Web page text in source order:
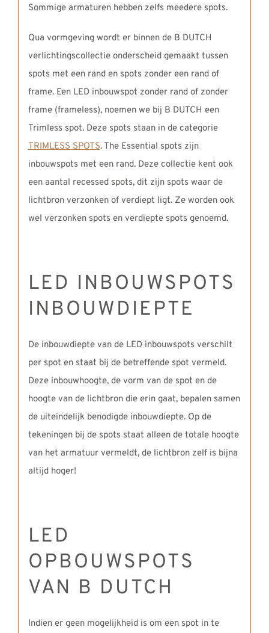
Sommige armaturen hebben zelfs meedere spots.
Qua vormgeving wordt er binnen de B DUTCH
verlichtingscollectie onderscheid gemaakt tussen
spots met een rand en spots zonder een rand of
frame. Een LED inbouwspot zonder rand of zonder
frame (frameless), noemen we bij B DUTCH een
Trimless spot. Deze spots staan in de categorie
TRIMLESS SPOTS. The Essential spots zijn
inbouwspots met een rand. Deze collectie kent ook
een aantal recessed spots, dit zijn spots waar de
lichtbron verzonken of verdiept ligt. Ze worden ook
wel verzonken spots en verdiepte spots genoemd.
LED INBOUWSPOTS
INBOUWDIEPTE
De inbouwdiepte van de LED inbouwspots verschilt
per spot en staat bij de betreffende spot vermeld.
Deze inbouwhoogte, de vorm van de spot en de
hoogte van de lichtbron die erin gaat, bepalen samen
de uiteindelijk benodigde inbouwdiepte. Op de
tekeningen bij de spots staat alleen de totale hoogte
van het armatuur vermeldt, de lichtbron zelf is bijna
altijd hoger!
LED
OPBOUWSPOTS
VAN B DUTCH
Indien er geen mogelijkheid is om een spot in te